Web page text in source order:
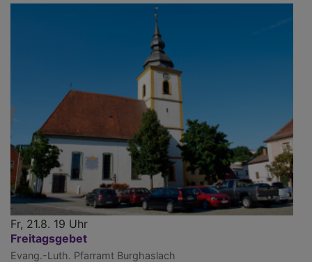
Fr, 21.8. 19 Uhr
Freitagsgebet
Evang.-Luth. Pfarramt Burghaslach